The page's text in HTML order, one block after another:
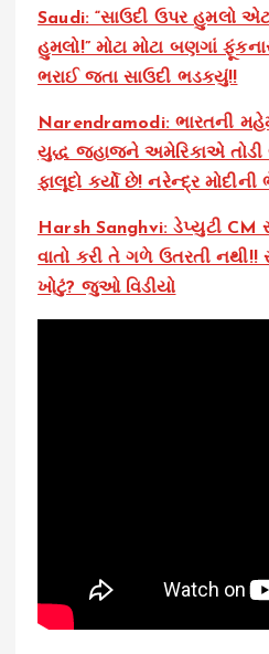
Saudi: “સાઉદી ઉપર હુમલો
હુમલો!” મોટા મોટા બણગાં
ભરાઈ જતા સાઉદી ભડકયું!!
Narendramodi: ભારતની
યુદ્ધ જહાજને અમેરિકાએ
ફાલૂદો કર્યો છે! નરેન્દ્ર મોદીની
Harsh Sanghvi: ડેપ્યુટી
વાતો કરી તે ગળે ઉતરતી નથી!!
ખોટું? જુઓ વિડીયો